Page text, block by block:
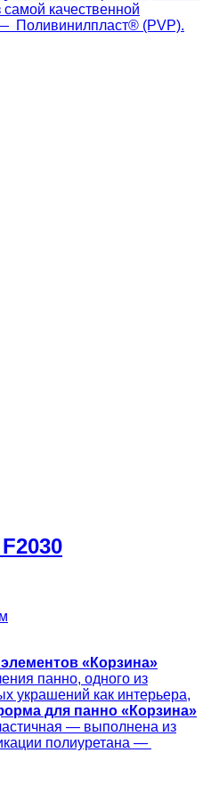
качественной
Поливинилпласт® (PVP).
«Корзина»
панно, одного из
украшений как интерьера,
для панно « Корзина»
— выполнена из
полиуретана —